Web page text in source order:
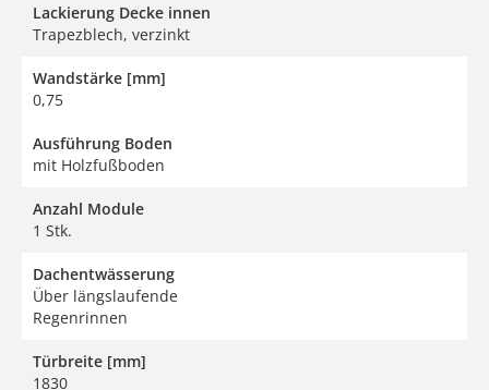
Lackierung Decke innen
Trapezblech, verzinkt
Wandstärke [mm]
0,75
Ausführung Boden
mit Holzfußboden
Anzahl Module
1 Stk.
Dachentwässerung
Über längslaufende
Regenrinnen
Türbreite [mm]
1830